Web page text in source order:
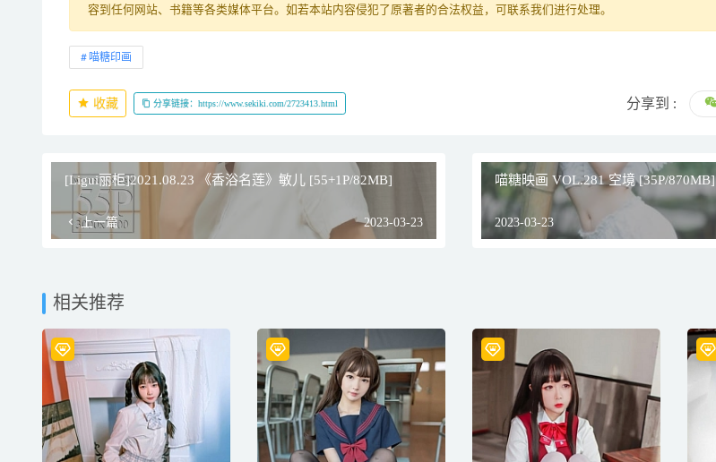
容到任何网站、书籍等各类媒体平台。如若本站内容侵犯了原著者的合法权益，可联系我们进行处理。
喵糖印画
收藏 分享链接：https://www.sekiki.com/2723413.html 分享到 :
[Ligui丽柜]2021.08.23 《香浴名莲》敏儿 [55+1P/82MB]
上一篇 2023-03-23
喵糖映画 VOL.281 空境 [35P/870MB]
2023-03-23
相关推荐